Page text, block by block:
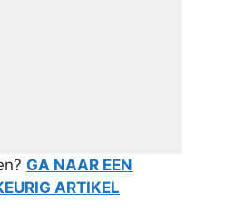
GA NAAR EEN
ARTIKEL